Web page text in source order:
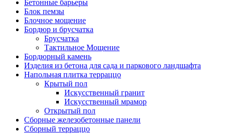
Бетонные барьеры
Блок пемзы
Блочное мощение
Бордюр и брусчатка
Брусчатка
Тактильное Мощение
Бордюрный камень
Изделия из бетона для сада и паркового ландшафта
Напольная плитка терраццо
Крытый пол
Искусственный гранит
Искусственный мрамор
Открытый пол
Сборные железобетонные панели
Сборный терраццо